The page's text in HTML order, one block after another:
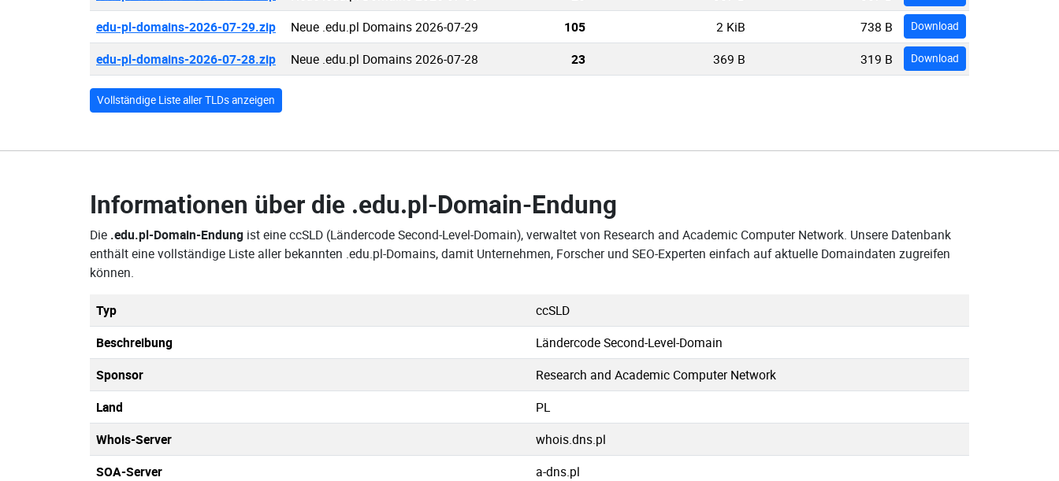
edu-pl-domains-2026-07-29.zip Neue .edu.pl Domains 2026-07-29 105 2 KiB 738 B Download
edu-pl-domains-2026-07-28.zip Neue .edu.pl Domains 2026-07-28 23 369 B 319 B Download
Vollständige Liste aller TLDs anzeigen
Informationen über die .edu.pl-Domain-Endung
Die .edu.pl-Domain-Endung ist eine ccSLD (Ländercode Second-Level-Domain), verwaltet von Research and Academic Computer Network. Unsere Datenbank
enthält eine vollständige Liste aller bekannten .edu.pl-Domains, damit Unternehmen, Forscher und SEO-Experten einfach auf aktuelle Domaindaten zugreifen
können.
Typ
ccSLD
Beschreibung
Ländercode Second-Level-Domain
Sponsor
Research and Academic Computer Network
Land
PL
Whois-Server
whois.dns.pl
SOA-Server
a-dns.pl